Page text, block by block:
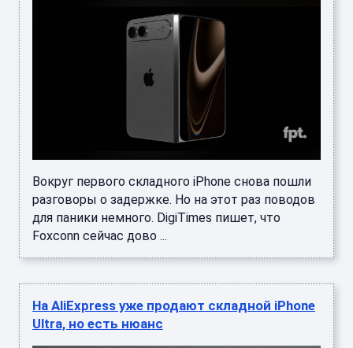
Вокруг первого складного iPhone снова пошли
разговоры о задержке. Но на этот раз поводов
для паники немного. DigiTimes пишет, что
Foxconn сейчас дово ...
На AliExpress уже продают складной iPhone
Ultra, но есть нюанс